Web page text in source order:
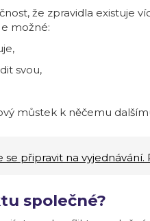
že zpravidla existuje
možné:
svou,
můstek k něčemu
se připravit na
společné?